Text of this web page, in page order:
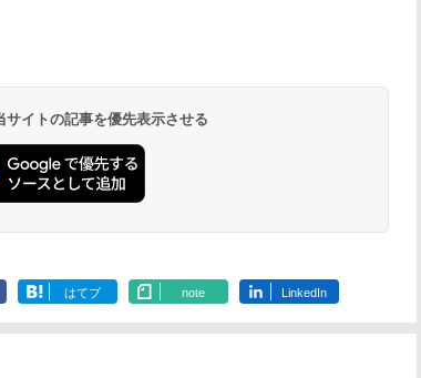
円～
円～
イトの記事を優先表示させる
はてブ note LinkedIn